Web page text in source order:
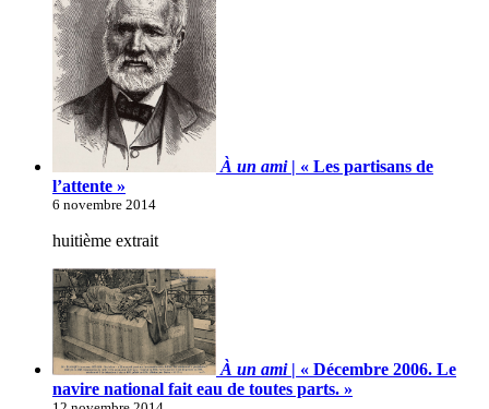
À un ami| « Les partisans de
l’attente »
6 novembre 2014
huitième extrait
À un ami| « Décembre 2006. Le
navire national fait eau de toutes parts. »